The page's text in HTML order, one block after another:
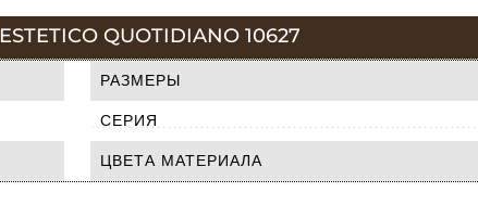
QUOTIDIANO 10627
РАЗМЕРЫ
СЕРИЯ
ЦВЕТА МАТЕРИАЛА